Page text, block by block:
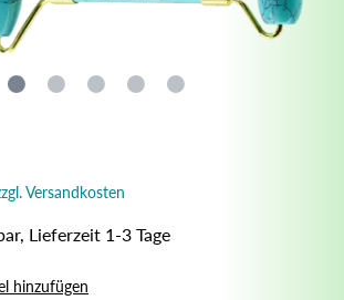
Versandkosten
Lieferzeit 1-3 Tage
hinzufügen